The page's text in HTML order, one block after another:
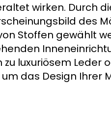
wirken. Durch
des
Stoffen gewählt
luxuriösem Leder
das Design Ihrer